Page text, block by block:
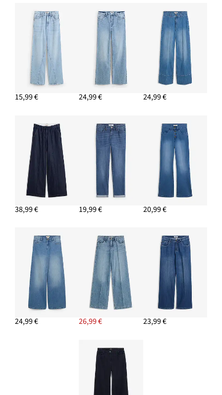
46,99 €
PRIDAŤ DO KOŠÍKA
Prstene, 8 kusov, rôzne dizajny
11,99 €
PRIDAŤ DO KOŠÍKA
Pletený rolák
13,99 €
15,99 € 24,99 € 24,99 €
38,99 € 19,99 € 20,99 €
24,99 € 26,99 € 23,99 €